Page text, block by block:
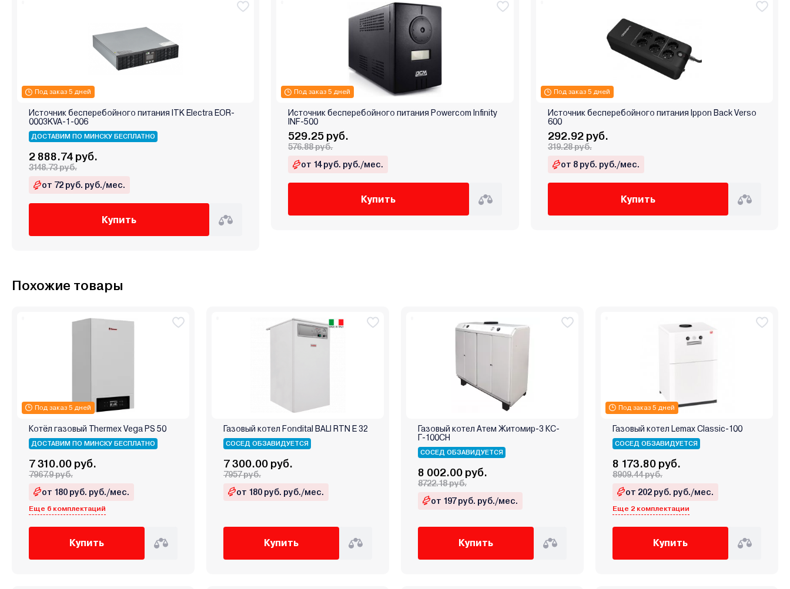
Под заказ 5 дней
Источник бесперебойного питания ITK Electra EOR-
0003KVA-1-006
ДОСТАВИМ ПО МИНСКУ БЕСПЛАТНО
2 888.74 руб.
3148.73 руб.
от 72 руб. руб./мес.
Купить
Под заказ 5 дней
Источник бесперебойного питания Powercom Infinity
INF-500
529.25 руб.
576.88 руб.
от 14 руб. руб./мес.
Купить
Под заказ 5 дней
Источник бесперебойного питания Ippon Back Verso
600
292.92 руб.
319.28 руб.
от 8 руб. руб./мес.
Купить
Похожие товары
Под заказ 5 дней
Котёл газовый Thermex Vega PS 50
ДОСТАВИМ ПО МИНСКУ БЕСПЛАТНО
7 310.00 руб.
7967.9 руб.
от 180 руб. руб./мес.
Еще 6 комплектаций
Купить
Газовый котел Fondital BALI RTN E 32
СОСЕД ОБЗАВИДУЕТСЯ
7 300.00 руб.
7957 руб.
от 180 руб. руб./мес.
Купить
Газовый котел Атем Житомир-3 КС-
Г-100СН
СОСЕД ОБЗАВИДУЕТСЯ
8 002.00 руб.
8722.18 руб.
от 197 руб. руб./мес.
Купить
Под заказ 5 дней
Газовый котел Lemax Classic-100
СОСЕД ОБЗАВИДУЕТСЯ
8 173.80 руб.
8909.44 руб.
от 202 руб. руб./мес.
Еще 2 комплектации
Купить